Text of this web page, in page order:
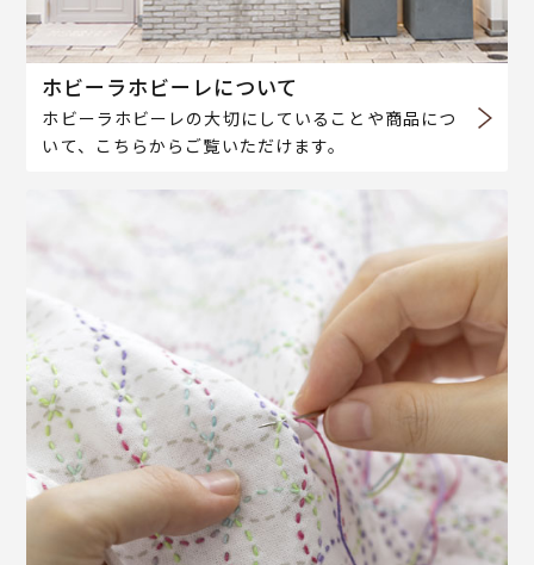
ホビーラホビーレについて
ホビーラホビーレの大切にしていることや商品につ
いて、こちらからご覧いただけます。